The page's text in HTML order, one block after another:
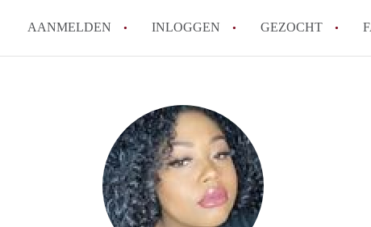
AANMELDEN INLOGGEN GEZOCHT
Hoeveel kost het om te
Wat is de privacyverklaring van
Berekent KamersTilburg
Alle veelgestelde vragen